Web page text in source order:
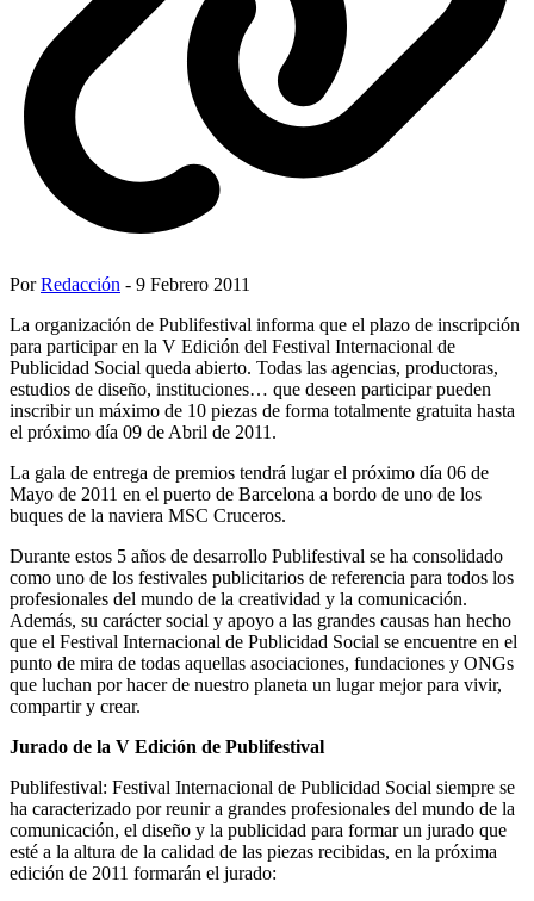
PorRedacción - 9 Febrero 2011
La organización de Publifestival informa que el plazo de inscripción
para participar en la V Edición del Festival Internacional de
Publicidad Social queda abierto. Todas las agencias, productoras,
estudios de diseño, instituciones… que deseen participar pueden
inscribir un máximo de 10 piezas de forma totalmente gratuita hasta
el próximo día 09 de Abril de 2011.
La gala de entrega de premios tendrá lugar el próximo día 06 de
Mayo de 2011 en el puerto de Barcelona a bordo de uno de los
buques de la naviera MSC Cruceros.
Durante estos 5 años de desarrollo Publifestival se ha consolidado
como uno de los festivales publicitarios de referencia para todos los
profesionales del mundo de la creatividad y la comunicación.
Además, su carácter social y apoyo a las grandes causas han hecho
que el Festival Internacional de Publicidad Social se encuentre en el
punto de mira de todas aquellas asociaciones, fundaciones y ONGs
que luchan por hacer de nuestro planeta un lugar mejor para vivir,
compartir y crear.
Jurado de la V Edición de Publifestival
Publifestival: Festival Internacional de Publicidad Social siempre se
ha caracterizado por reunir a grandes profesionales del mundo de la
comunicación, el diseño y la publicidad para formar un jurado que
esté a la altura de la calidad de las piezas recibidas, en la próxima
edición de 2011 formarán el jurado: